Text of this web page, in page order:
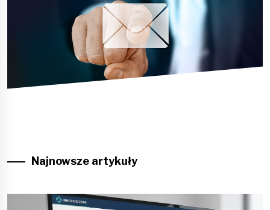
Najnowsze artykuły